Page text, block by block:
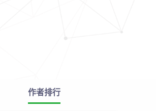
作者排行